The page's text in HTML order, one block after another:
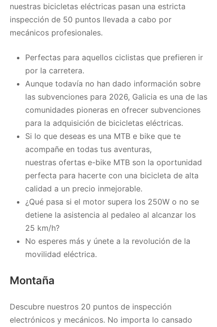
nuestras bicicletas eléctricas pasan una estricta
inspección de 50 puntos llevada a cabo por
mecánicos profesionales.
Perfectas para aquellos ciclistas que prefieren ir
por la carretera.
Aunque todavía no han dado información sobre
las subvenciones para 2026, Galicia es una de las
comunidades pioneras en ofrecer subvenciones
para la adquisición de bicicletas eléctricas.
Si lo que deseas es una MTB e bike que te
acompañe en todas tus aventuras,
nuestras ofertas e-bike MTB son la oportunidad
perfecta para hacerte con una bicicleta de alta
calidad a un precio inmejorable.
¿Qué pasa si el motor supera los 250W o no se
detiene la asistencia al pedaleo al alcanzar los
25 km/h?
No esperes más y únete a la revolución de la
movilidad eléctrica.
Montaña
Descubre nuestros 20 puntos de inspección
electrónicos y mecánicos. No importa lo cansado